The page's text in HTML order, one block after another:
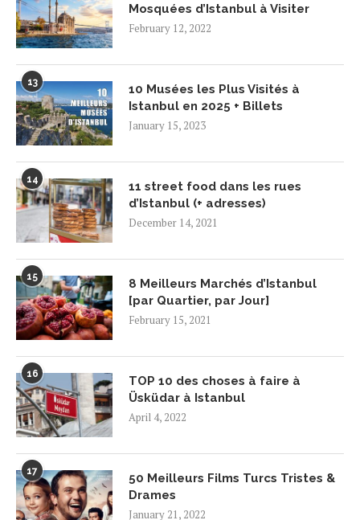
Mosquées d’Istanbul à Visiter
February 12, 2022
13
10 Musées les Plus Visités à
Istanbul en 2025 + Billets
January 15, 2023
14
11 street food dans les rues
d’Istanbul (+ adresses)
December 14, 2021
15
8 Meilleurs Marchés d’Istanbul
[par Quartier, par Jour]
February 15, 2021
16
TOP 10 des choses à faire à
Üsküdar à Istanbul
April 4, 2022
17
50 Meilleurs Films Turcs Tristes &
Drames
January 21, 2022